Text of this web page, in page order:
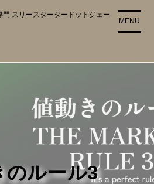
スリースタータードットジェー
MENU
のルール3